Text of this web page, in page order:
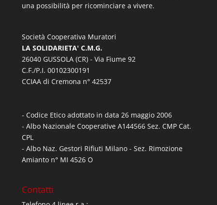
una possibilità per ricominciare a vivere.
Società Cooperativa Muratori
LA SOLIDARIETA' C.M.G.
26040 GUSSOLA (CR) - Via Fiume 92
C.F./P.I. 00102300191
CCIAA di Cremona n° 42537
- Codice Etico adottato in data 26 maggio 2006
- Albo Nazionale Cooperative A144566 Sez. CMP Cat.
CPL
- Albo Naz. Gestori Rifiuti Milano - Sez. Rimozione
Amianto n° MI 4526 O
Contatti